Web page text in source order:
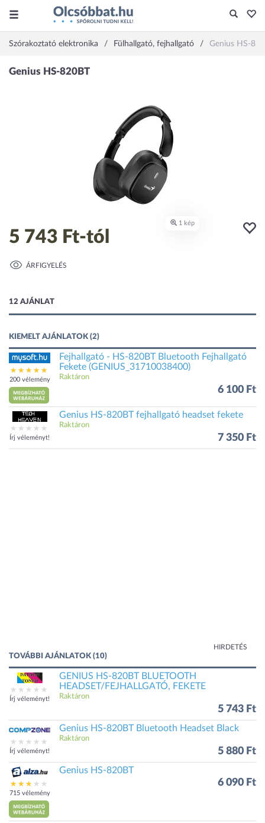
Szórakoztató elektronika Fülhallgató, fejhallgató Genius HS-
5 743 Ft-tól
ÁRFIGYELÉS
12 AJÁNLAT
KIEMELT AJÁNLATOK (2)
200 vélemény
Fejhallgató - HS-820BT Bluetooth Fejhallgató
Fekete (GENIUS_31710038400)
Raktáron
6 100 Ft
Írj véleményt!
Genius HS-820BT fejhallgató headset fekete
Raktáron
7 350 Ft
HIRDETÉS
TOVÁBBI AJÁNLATOK (10)
Írj véleményt!
GENIUS HS-820BT BLUETOOTH
HEADSET/FEJHALLGATÓ, FEKETE
Raktáron
5 743 Ft
Írj véleményt!
Genius HS-820BT Bluetooth Headset Black
Raktáron
5 880 Ft
715 vélemény
Genius HS-820BT
6 090 Ft